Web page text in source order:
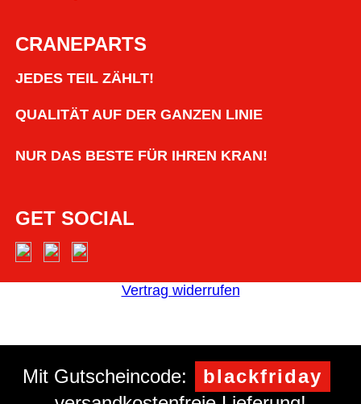
CRANEPARTS
JEDES TEIL ZÄHLT!
QUALITÄT AUF DER GANZEN LINIE
NUR DAS BESTE FÜR IHREN KRAN!
GET SOCIAL
Vertrag widerrufen
Mit Gutscheincode:
blackfriday